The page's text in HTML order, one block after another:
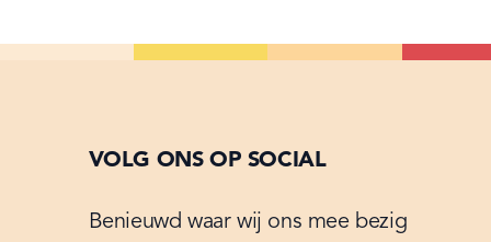
VOLG ONS OP SOCIAL
Benieuwd waar wij ons mee bezig